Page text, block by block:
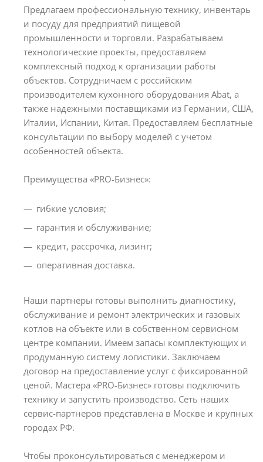
Предлагаем профессиональную технику, инвентарь
и посуду для предприятий пищевой
промышленности и торговли. Разрабатываем
технологические проекты, предоставляем
комплексный подход к организации работы
объектов. Сотрудничаем с российским
производителем кухонного оборудования Abat, а
также надежными поставщиками из Германии, США,
Италии, Испании, Китая. Предоставляем бесплатные
консультации по выбору моделей с учетом
особенностей объекта.
Преимущества «PRO-Бизнес»:
гибкие условия;
гарантия и обслуживание;
кредит, рассрочка, лизинг;
оперативная доставка.
Наши партнеры готовы выполнить диагностику,
обслуживание и ремонт электрических и газовых
котлов на объекте или в собственном сервисном
центре компании. Имеем запасы комплектующих и
продуманную систему логистики. Заключаем
договор на предоставление услуг с фиксированной
ценой. Мастера «PRO-Бизнес» готовы подключить
технику и запустить производство. Сеть наших
сервис-партнеров представлена в Москве и крупных
городах РФ.
Чтобы проконсультироваться с менеджером и